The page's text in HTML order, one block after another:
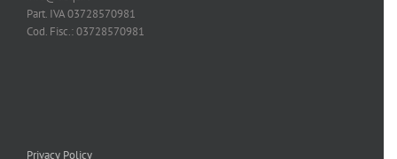
Part. IVA 03728570981
Cod. Fisc.: 03728570981
Privacy Policy